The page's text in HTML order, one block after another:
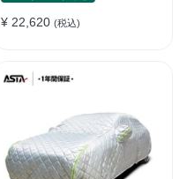
¥ 22,620 (税込)